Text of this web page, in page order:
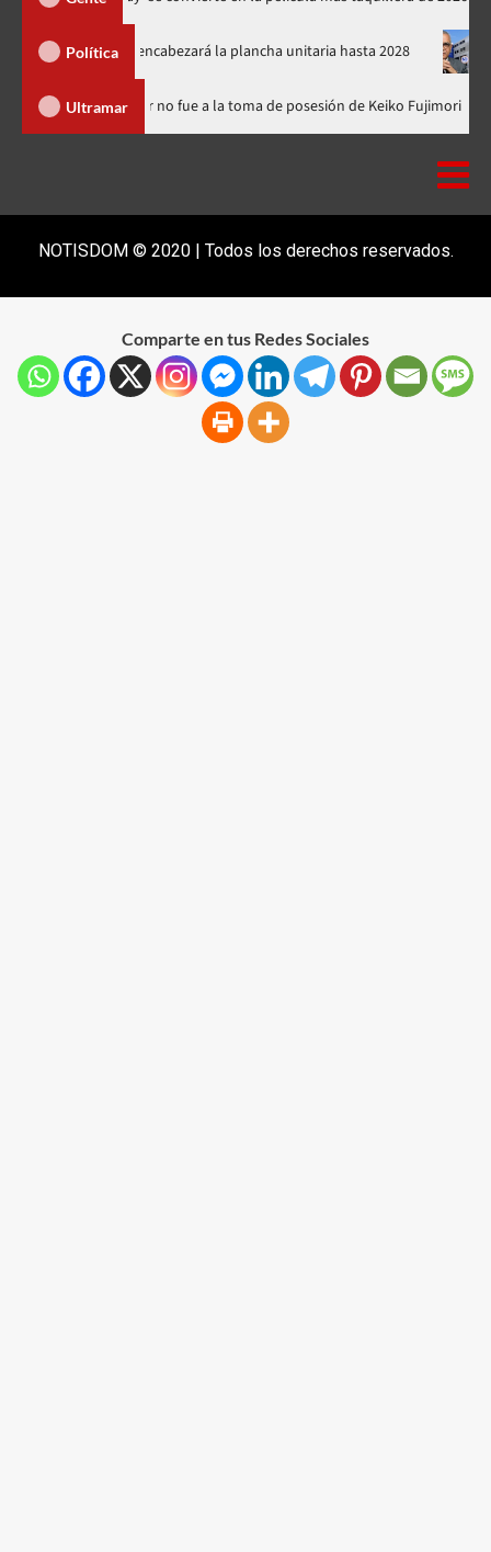
Política
PRM y encabezará la plancha unitaria hasta 2028 Carlos
Ultramar Luis Abinader no fue a la toma de posesión de Keiko
NOTISDOM © 2020 | Todos los derechos reservados.
Comparte en tus Redes Sociales